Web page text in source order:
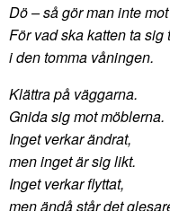
Dö – så gör man inte
För vad ska katten ta sig
i den tomma våningen.
Klättra på väggarna.
Gnida sig mot möblerna.
Inget verkar ändrat,
men inget är sig likt.
Inget verkar flyttat,
men ändå står det